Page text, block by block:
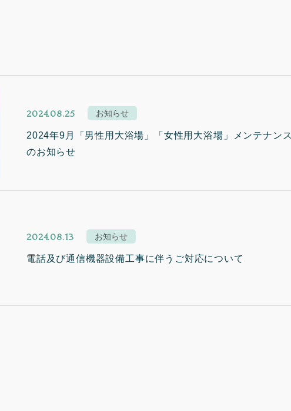
2024.08.25 お知らせ
2024年9月「男性用大浴場」「女性用大浴場」メンテナンス
のお知らせ
2024.08.13 お知らせ
電話及び通信機器設備工事に伴うご対応について